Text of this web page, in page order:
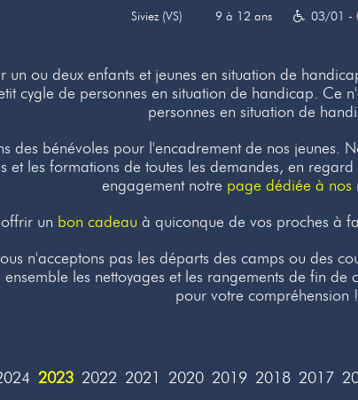
Siviez (VS) 9 à 12 ans 03/01 -
un ou deux enfants et jeunes en situation de
cygle de personnes en situation de handicap. Ce
personnes en situation de
des bénévoles pour l'encadrement de nos jeunes.
et les formations de toutes les demandes, en
engagement notre page dédiée à nos
un bon cadeau à quiconque de vos proches à
n'acceptons pas les départs des camps ou des
ensemble les nettoyages et les rangements de fin
pour votre compréhension !
2023 2022 2021 2020 2019 2018 2017